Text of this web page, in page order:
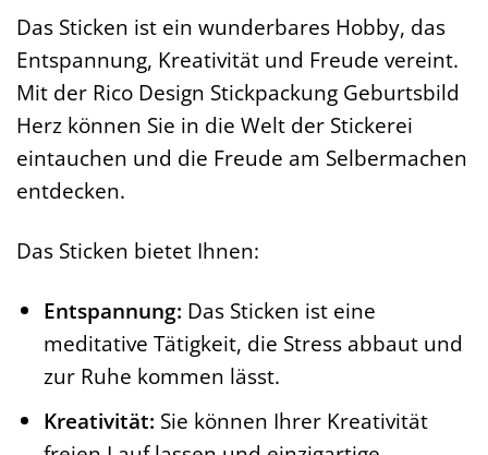
Das Sticken ist ein wunderbares Hobby, das
Entspannung, Kreativität und Freude vereint.
Mit der Rico Design Stickpackung Geburtsbild
Herz können Sie in die Welt der Stickerei
eintauchen und die Freude am Selbermachen
entdecken.
Das Sticken bietet Ihnen:
Entspannung: Das Sticken ist eine
meditative Tätigkeit, die Stress abbaut und
zur Ruhe kommen lässt.
Kreativität: Sie können Ihrer Kreativität